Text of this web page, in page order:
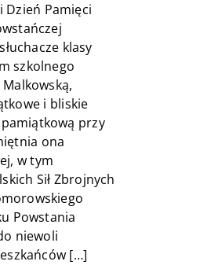
Pamięci
klasy
szkolnego
i bliskie
przy
ona
w tym
Sił Zbrojnych
Powstania
niewoli
[…]